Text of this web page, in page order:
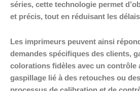
séries, cette technologie permet
et précis, tout en réduisant les
Les imprimeurs peuvent ainsi
demandes spécifiques des clients,
colorations fidèles avec un contrôle
gaspillage lié à des retouches ou